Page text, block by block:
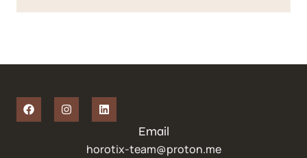
Email
horotix-team@proton.me